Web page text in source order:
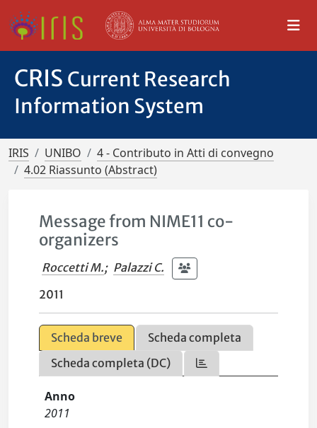
CRIS Current Research
Information System
IRIS UNIBO
4 - Contributo in Atti di convegno
4.02 Riassunto (Abstract)
Message from NIME11 co-
organizers
Roccetti M.; Palazzi C.
2011
Scheda breve
Scheda completa
Scheda completa (DC)
Anno
2011